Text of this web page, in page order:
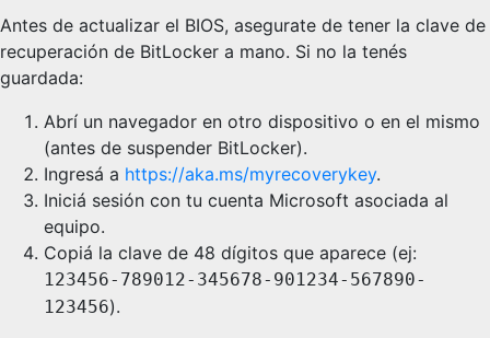
Antes de actualizar el BIOS, asegurate de tener la clave de
recuperación de BitLocker a mano. Si no la tenés
guardada:
Abrí un navegador en otro dispositivo o en el mismo
(antes de suspender BitLocker).
Ingresá a https://aka.ms/myrecoverykey.
Iniciá sesión con tu cuenta Microsoft asociada al
equipo.
Copiá la clave de 48 dígitos que aparece (ej:
123456-789012-345678-901234-567890-
123456).